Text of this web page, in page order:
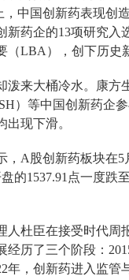
，中国创新药表现创
新药企的13项研究入
（LBA），创下历史
泼来大桶冷水。康方
）等中国创新药企
出现下滑。
，A股创新药板块在5
的1537.91点一度跌
人杜臣在接受时代周
经历了三个阶段：
年，创新药进入监管